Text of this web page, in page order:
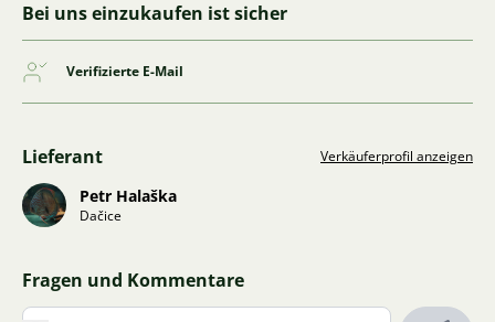
Bei uns einzukaufen ist sicher
Verifizierte E-Mail
Lieferant Verkäuferprofil anzeigen
Petr Halaška
Dačice
Fragen und Kommentare